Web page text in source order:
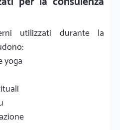
utilizzati durante la
yoga